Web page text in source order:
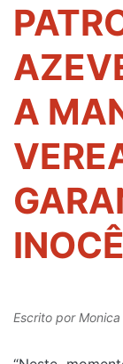
A
Escrito por